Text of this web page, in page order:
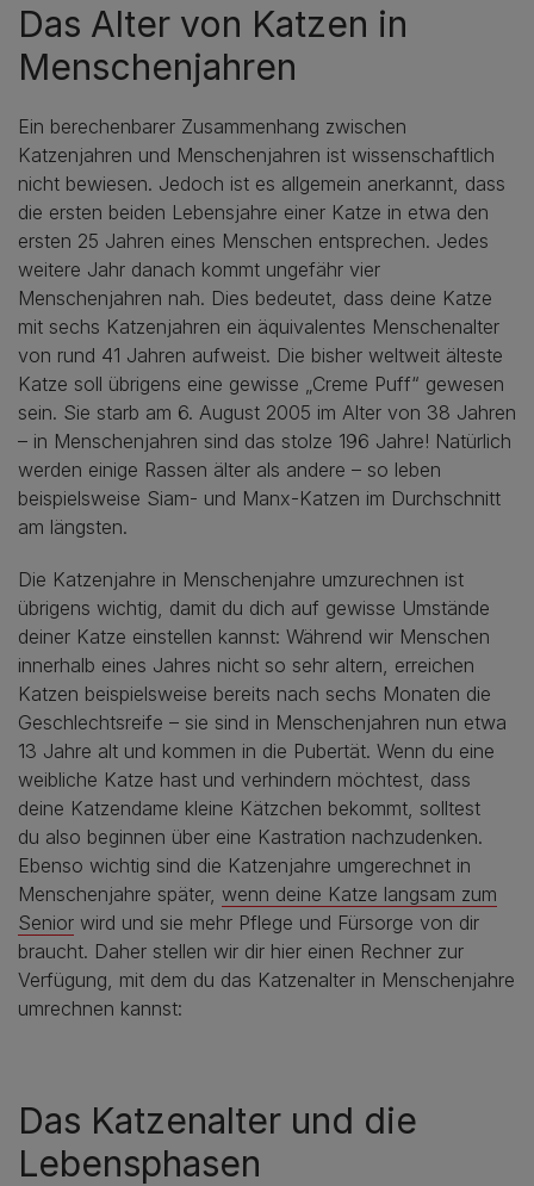
Das Alter von Katzen in
Menschenjahren
Ein berechenbarer Zusammenhang zwischen
Katzenjahren und Menschenjahren ist wissenschaftlich
nicht bewiesen. Jedoch ist es allgemein anerkannt, dass
die ersten beiden Lebensjahre einer Katze in etwa den
ersten 25 Jahren eines Menschen entsprechen. Jedes
weitere Jahr danach kommt ungefähr vier
Menschenjahren nah. Dies bedeutet, dass deine Katze
mit sechs Katzenjahren ein äquivalentes Menschenalter
von rund 41 Jahren aufweist. Die bisher weltweit älteste
Katze soll übrigens eine gewisse „Creme Puff“ gewesen
sein. Sie starb am 6. August 2005 im Alter von 38 Jahren
– in Menschenjahren sind das stolze 196 Jahre! Natürlich
werden einige Rassen älter als andere – so leben
beispielsweise Siam- und Manx-Katzen im Durchschnitt
am längsten.
Die Katzenjahre in Menschenjahre umzurechnen ist
übrigens wichtig, damit du dich auf gewisse Umstände
deiner Katze einstellen kannst: Während wir Menschen
innerhalb eines Jahres nicht so sehr altern, erreichen
Katzen beispielsweise bereits nach sechs Monaten die
Geschlechtsreife – sie sind in Menschenjahren nun etwa
13 Jahre alt und kommen in die Pubertät. Wenn du eine
weibliche Katze hast und verhindern möchtest, dass
deine Katzendame kleine Kätzchen bekommt, solltest
du also beginnen über eine Kastration nachzudenken.
Ebenso wichtig sind die Katzenjahre umgerechnet in
Menschenjahre später, wenn deine Katze langsam zum
Senior wird und sie mehr Pflege und Fürsorge von dir
braucht. Daher stellen wir dir hier einen Rechner zur
Verfügung, mit dem du das Katzenalter in Menschenjahre
umrechnen kannst:
Das Katzenalter und die
Lebensphasen